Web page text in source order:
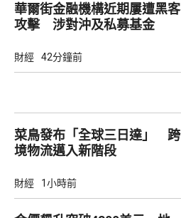
華爾街金融機構近期屢遭黑客
攻擊 涉對沖及私募基金
財經 42分鐘前
菜鳥發布「全球三日達」 跨
境物流邁入新階段
財經 1小時前